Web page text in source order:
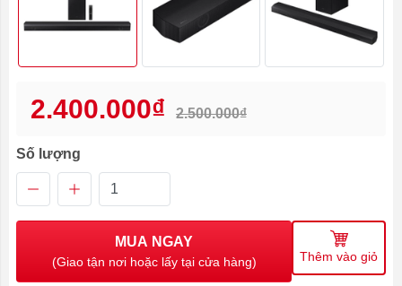
2.400.000₫ 2.500.000₫
Số lượng
MUA NGAY
(Giao tận nơi hoặc lấy tại cửa hàng) Thêm vào giỏ